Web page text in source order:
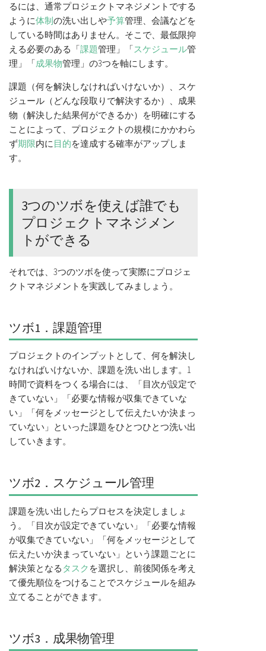
るには、通常プロジェクトマネジメントでする
ように体制の洗い出しや予算管理、会議などを
している時間はありません。そこで、最低限抑
える必要のある「課題管理」「スケジュール管
理」「成果物管理」の3つを軸にします。
課題（何を解決しなければいけないか）、スケ
ジュール（どんな段取りで解決するか）、成果
物（解決した結果何ができるか）を明確にする
ことによって、プロジェクトの規模にかかわら
ず期限内に目的を達成する確率がアップしま
す。
3つのツボを使えば誰でも
プロジェクトマネジメン
トができる
それでは、3つのツボを使って実際にプロジェ
クトマネジメントを実践してみましょう。
ツボ1．課題管理
プロジェクトのインプットとして、何を解決し
なければいけないか、課題を洗い出します。1
時間で資料をつくる場合には、「目次が設定で
きていない」「必要な情報が収集できていな
い」「何をメッセージとして伝えたいか決まっ
ていない」といった課題をひとつひとつ洗い出
していきます。
ツボ2．スケジュール管理
課題を洗い出したらプロセスを決定しましょ
う。「目次が設定できていない」「必要な情報
が収集できていない」「何をメッセージとして
伝えたいか決まっていない」という課題ごとに
解決策となる タスク を選択し、前後関係を考え
て優先順位をつけることでスケジュールを組み
立てることができます。
ツボ3．成果物管理